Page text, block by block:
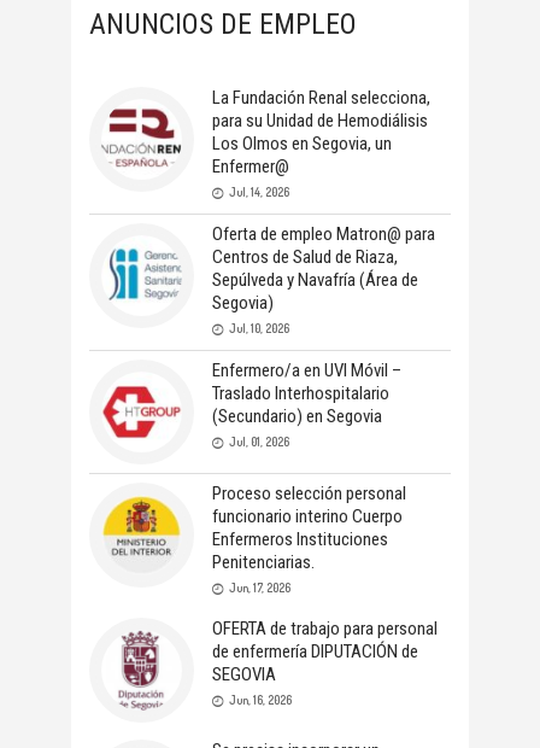
ANUNCIOS DE EMPLEO
La Fundación Renal selecciona,
para su Unidad de Hemodiálisis
Los Olmos en Segovia, un
Enfermer@
Jul, 14, 2026
Oferta de empleo Matron@ para
Centros de Salud de Riaza,
Sepúlveda y Navafría (Área de
Segovia)
Jul, 10, 2026
Enfermero/a en UVI Móvil –
Traslado Interhospitalario
(Secundario) en Segovia
Jul, 01, 2026
Proceso selección personal
funcionario interino Cuerpo
Enfermeros Instituciones
Penitenciarias.
Jun, 17, 2026
OFERTA de trabajo para personal
de enfermería DIPUTACIÓN de
SEGOVIA
Jun, 16, 2026